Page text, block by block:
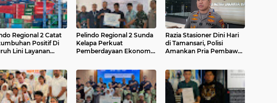
Regional 2 Catat
Positif Di
Lini Layanan
Pelindo Regional 2 Sunda
Kelapa Perkuat
Pemberdayaan Ekonomi
Razia Stasioner Dini Hari
di Tamansari, Polisi
Amankan Pria Pembawa